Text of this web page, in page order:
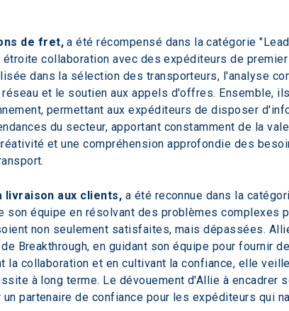
de fret, a été récompensé dans la catégorie
collaboration avec des expéditeurs de
dans la sélection des transporteurs, l'analyse
et le soutien aux appels d'offres. Ensemble,
permettant aux expéditeurs de disposer
du secteur, apportant constamment de la
et une compréhension approfondie des
livraison aux clients, a été reconnue dans la
son équipe en résolvant des problèmes complexes
non seulement satisfaites, mais dépassées.
Breakthrough, en guidant son équipe pour fournir
la collaboration et en cultivant la confiance, elle
à long terme. Le dévouement d'Allie à encadrer
partenaire de confiance pour les expéditeurs qui